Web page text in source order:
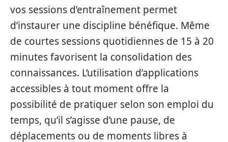
vos sessions d’entraînement permet
d’instaurer une discipline bénéfique. Même
de courtes sessions quotidiennes de 15 à 20
minutes favorisent la consolidation des
connaissances. L’utilisation d’applications
accessibles à tout moment offre la
possibilité de pratiquer selon son emploi du
temps, qu’il s’agisse d’une pause, de
déplacements ou de moments libres à